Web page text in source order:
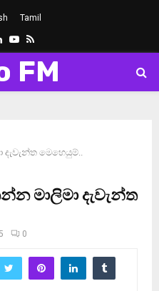
Tamil
LinkedinYoutube
Rss
FM
දැවැන්ත මෙහෙයුම්..
මාලිමා දැවැන්ත
0